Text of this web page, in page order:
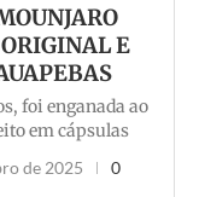
E
foi enganada ao
em cápsulas
de 2025
0